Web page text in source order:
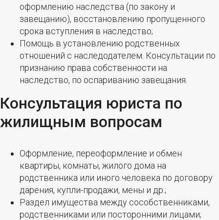
оформлению наследства (по закону и
завещанию), восстановлению пропущенного
срока вступления в наследство;
Помощь в установлению родственных
отношений с наследодателем. Консультации по
признанию права собственности на
наследство, по оспариванию завещания.
Консультация юриста по
жилищным вопросам
Оформление, переоформление и обмен
квартиры, комнаты, жилого дома на
родственника или иного человека по договору
дарения, купли-продажи, мены и др.;
Раздел имущества между сособственниками,
родственниками или посторонними лицами;